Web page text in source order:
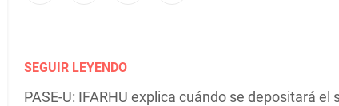
SEGUIR LEYENDO
PASE-U: IFARHU explica cuándo se depositará